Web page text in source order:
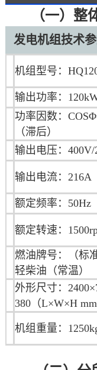
（一）整
发电机组技术参
机组型号：
输出功率：
功率因数：
（滞后）
输出电压：400V/
输出电流：216A
额定频率：50Hz
额定转速：
燃油牌号：（标
轻柴油（常温）
外形尺寸：
380（L×W×H mm
机组重量：